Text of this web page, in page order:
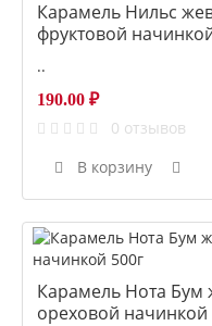
Карамель Нильс
фруктовой
..
190.00 ₽
0 отзывов
В корзину
Карамель Нота Бум
ореховой начинкой